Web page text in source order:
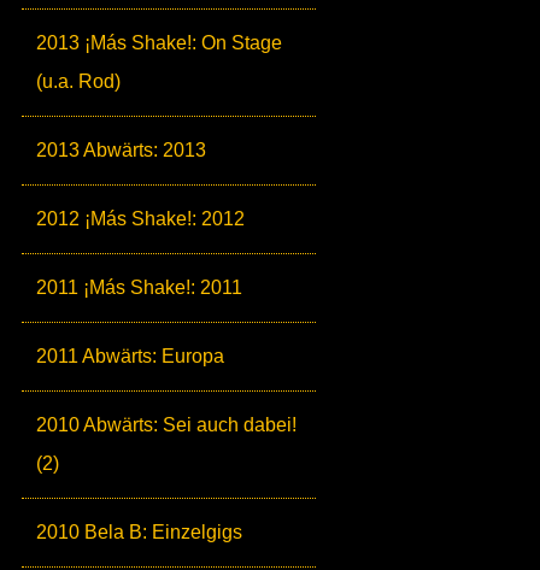
2013 ¡Más Shake!: On Stage
(u.a. Rod)
2013 Abwärts: 2013
2012 ¡Más Shake!: 2012
2011 ¡Más Shake!: 2011
2011 Abwärts: Europa
2010 Abwärts: Sei auch dabei!
(2)
2010 Bela B: Einzelgigs